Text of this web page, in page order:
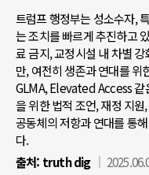
트럼프 행정부는 성소수자,
는 조치를 빠르게 추진하고
료 금지, 교정시설 내 차별
만, 여전히 생존과 연대를 위
GLMA, Elevated Access 같
을 위한 법적 조언, 재정 지
공동체의 저항과 연대를 통
다.
출처: truth dig